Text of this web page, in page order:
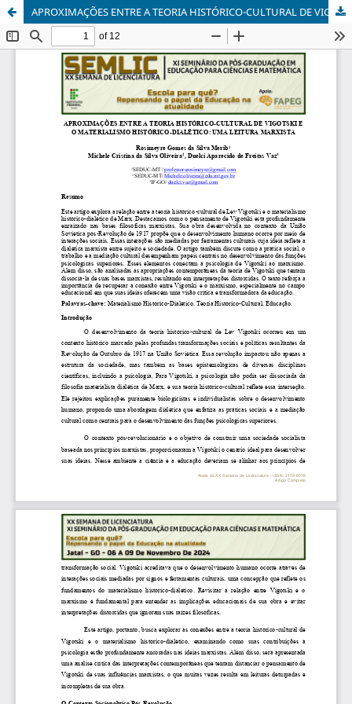
APROXIMAÇÕES ENTRE A TEORIA HISTÓRICO-CULTURAL DE VIGOTSKI E O MATERIALISMO HISTÓRICO-DIALÉTICO: UMA LEITURA MARXISTA